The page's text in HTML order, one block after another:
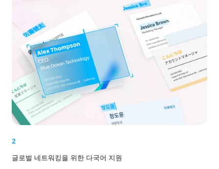
2
글로벌 네트워킹을 위한 다국어 지원